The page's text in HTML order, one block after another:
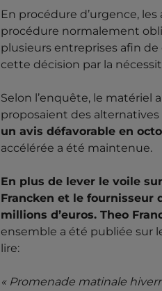
En procédure d’urgence,
procédure normalement
plusieurs entreprises afin
cette décision par la
Selon l’enquête, le matériel
proposaient des
un avis défavorable en
accélérée a été maintenue.
En plus de lever le voile
Francken et le fournisseur
millions d’euros. Theo
ensemble a été publiée sur
lire:
« Promenade matinale